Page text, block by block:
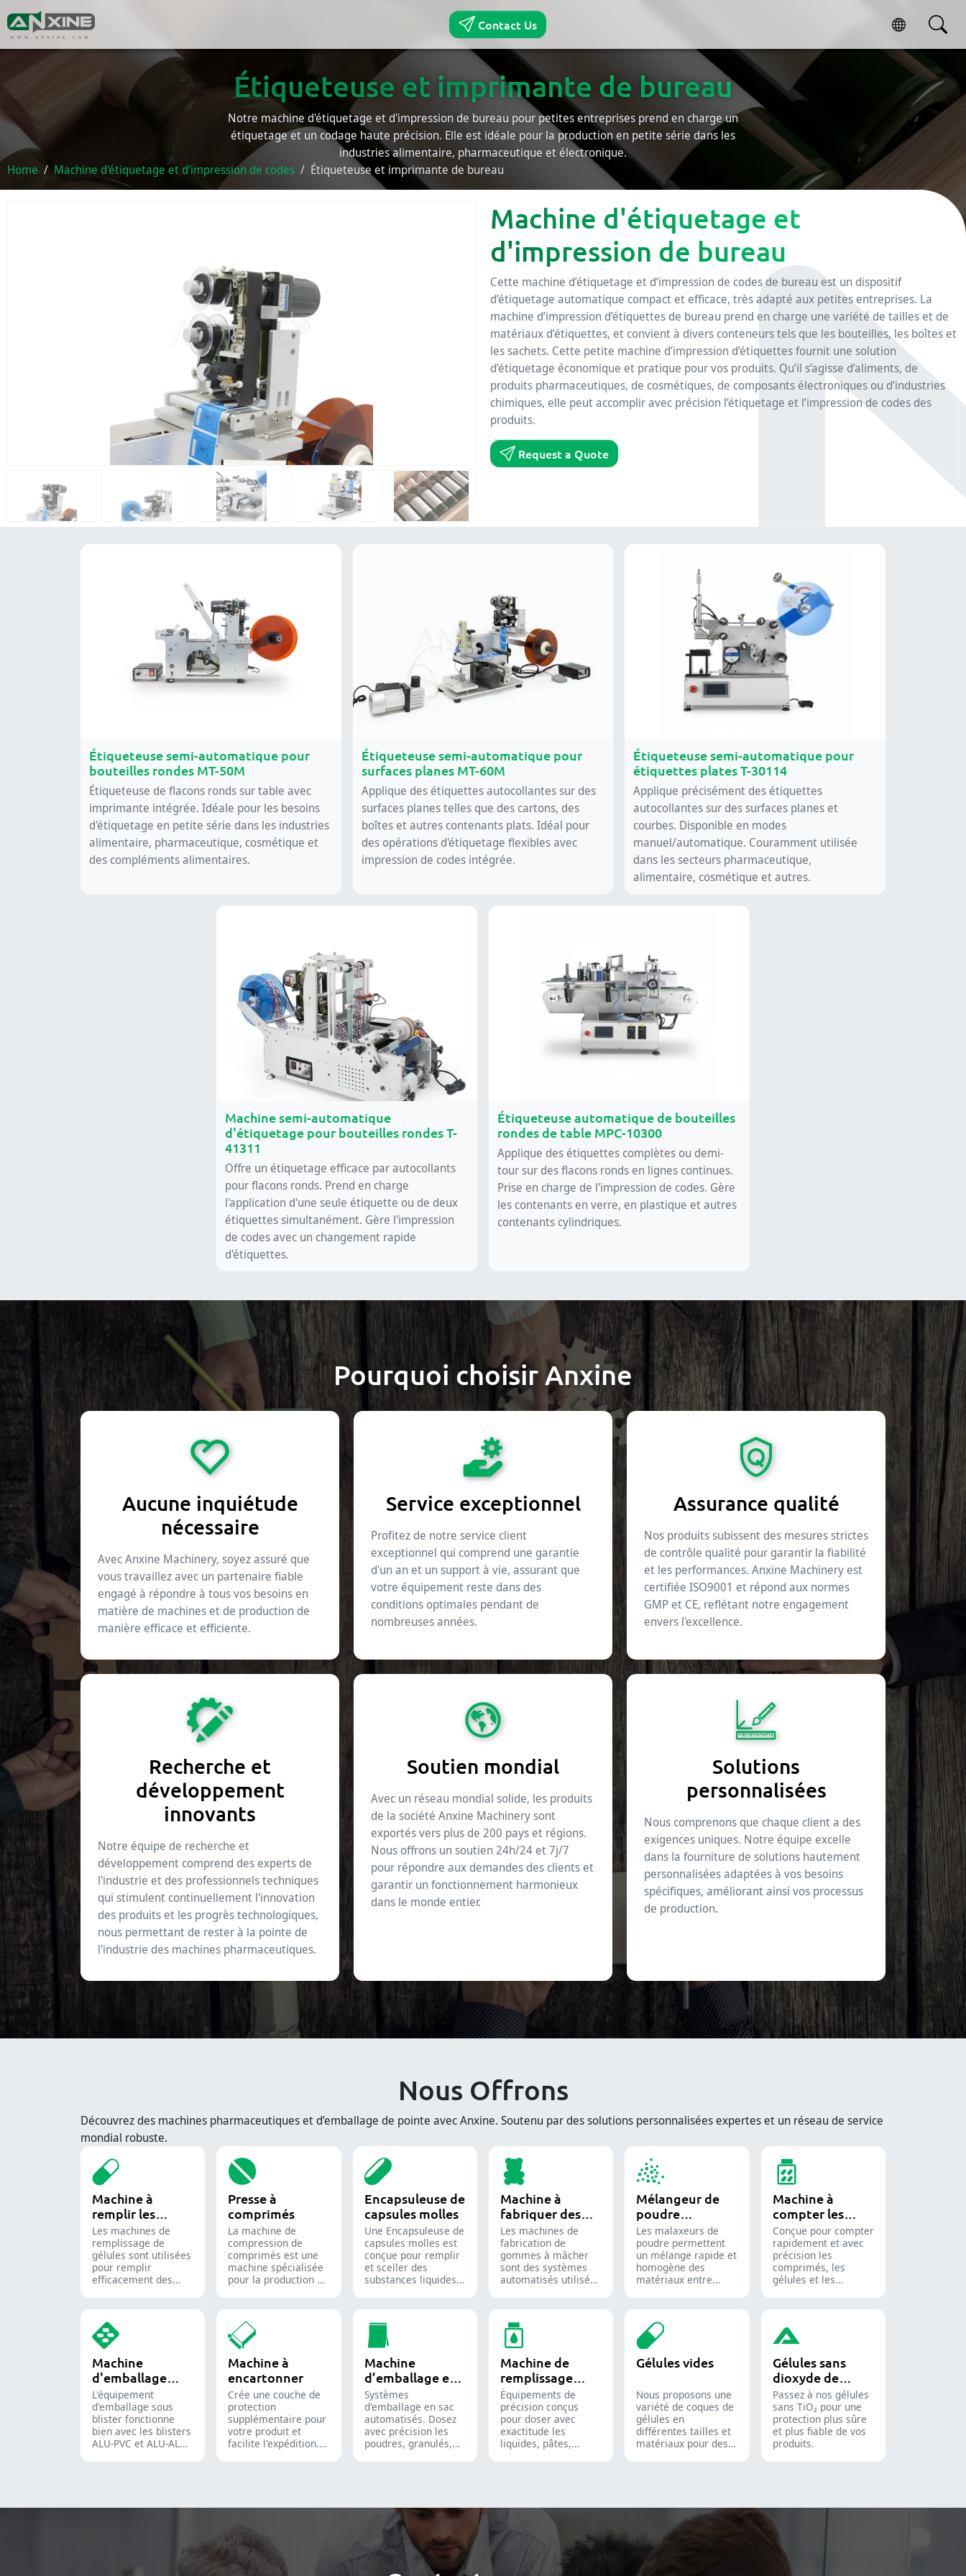
WWW.ANXINE.COM
Contact Us
Étiqueteuse et imprimante de bureau
Notre machine d'étiquetage et d'impression de bureau pour petites entreprises prend en charge un
étiquetage et un codage haute précision. Elle est idéale pour la production en petite série dans les
industries alimentaire, pharmaceutique et électronique.
Home
Machine d'étiquetage et d'impression de codes Étiqueteuse et imprimante de bureau
Machine d'étiquetage et
d'impression de bureau
Cette machine d’étiquetage et d’impression de codes de bureau est un dispositif
d’étiquetage automatique compact et efficace, très adapté aux petites entreprises. La
machine d’impression d’étiquettes de bureau​ prend en charge une variété de tailles et de
matériaux d’étiquettes, et convient à divers conteneurs tels que les bouteilles, les boîtes et
les sachets. Cette petite machine d’impression d’étiquettes​ fournit une solution
d’étiquetage économique et pratique pour vos produits. Qu’il s’agisse d’aliments, de
produits pharmaceutiques, de cosmétiques, de composants électroniques ou d’industries
chimiques, elle peut accomplir avec précision l’étiquetage et l’impression de codes des
produits.
Request a Quote
Étiqueteuse semi-automatique pour
bouteilles rondes MT-50M
Étiqueteuse de flacons ronds sur table avec
imprimante intégrée. Idéale pour les besoins
d'étiquetage en petite série dans les industries
alimentaire, pharmaceutique, cosmétique et
des compléments alimentaires.
Étiqueteuse semi-automatique pour
surfaces planes MT-60M
Applique des étiquettes autocollantes sur des
surfaces planes telles que des cartons, des
boîtes et autres contenants plats. Idéal pour
des opérations d'étiquetage flexibles avec
impression de codes intégrée.
Étiqueteuse semi-automatique pour
étiquettes plates T-30114
Applique précisément des étiquettes
autocollantes sur des surfaces planes et
courbes. Disponible en modes
manuel/automatique. Couramment utilisée
dans les secteurs pharmaceutique,
alimentaire, cosmétique et autres.
Machine semi-automatique
d'étiquetage pour bouteilles rondes T-
41311
Offre un étiquetage efficace par autocollants
pour flacons ronds. Prend en charge
l'application d'une seule étiquette ou de deux
étiquettes simultanément. Gère l'impression
de codes avec un changement rapide
d'étiquettes.
Étiqueteuse automatique de bouteilles
rondes de table MPC-10300
Applique des étiquettes complètes ou demi-
tour sur des flacons ronds en lignes continues.
Prise en charge de l'impression de codes. Gère
les contenants en verre, en plastique et autres
contenants cylindriques.
Pourquoi choisir Anxine
Aucune inquiétude
nécessaire
Avec Anxine Machinery, soyez assuré que
vous travaillez avec un partenaire fiable
engagé à répondre à tous vos besoins en
matière de machines et de production de
manière efficace et efficiente.
Service exceptionnel
Profitez de notre service client
exceptionnel qui comprend une garantie
d'un an et un support à vie, assurant que
votre équipement reste dans des
conditions optimales pendant de
nombreuses années.
Assurance qualité
Nos produits subissent des mesures strictes
de contrôle qualité pour garantir la fiabilité
et les performances. Anxine Machinery est
certifiée ISO9001 et répond aux normes
GMP et CE, reflétant notre engagement
envers l'excellence.
Recherche et
développement
innovants
Notre équipe de recherche et
développement comprend des experts de
l'industrie et des professionnels techniques
qui stimulent continuellement l'innovation
des produits et les progrès technologiques,
nous permettant de rester à la pointe de
l'industrie des machines pharmaceutiques.
Soutien mondial
Avec un réseau mondial solide, les produits
de la société Anxine Machinery sont
exportés vers plus de 200 pays et régions.
Nous offrons un soutien 24h/24 et 7j/7
pour répondre aux demandes des clients et
garantir un fonctionnement harmonieux
dans le monde entier.
Solutions
personnalisées
Nous comprenons que chaque client a des
exigences uniques. Notre équipe excelle
dans la fourniture de solutions hautement
personnalisées adaptées à vos besoins
spécifiques, améliorant ainsi vos processus
de production.
Nous Offrons
Découvrez des machines pharmaceutiques et d’emballage de pointe avec Anxine. Soutenu par des solutions personnalisées expertes et un réseau de service
mondial robuste.
Machine à
remplir les
capsules
Les machines de
remplissage de
gélules sont utilisées
pour remplir
efficacement des
granulés, pastilles ou
liquides dans la
production
pharmaceutique et
les compléments
alimentaires.
Presse à
comprimés
La machine de
compression de
comprimés est une
machine spécialisée
pour la production de
Encapsuleuse de
capsules molles
Une Encapsuleuse de
capsules molles est
conçue pour remplir
et sceller des
substances liquides
Machine à
fabriquer des
bonbons gélifiés
Les machines de
fabrication de
gommes à mâcher
sont des systèmes
automatisés utilisés
alimentaires
destinés aux
industries confiseries
et pharmaceutiques.
Mélangeur de
poudre
industriel
Les malaxeurs de
poudre permettent
un mélange rapide et
homogène des
matériaux entre
industries
pharmaceutique,
alimentaire et
chimique.
Machine à
compter les
comprimés
Conçue pour compter
rapidement et avec
précision les
comprimés, les
gélules et les
conditionnement
pharmaceutique
solutions de
comptage de formes
solides.
Machine
d'emballage
sous blister
L'équipement
d'emballage sous
blister fonctionne
bien avec les blisters
ALU-PVC et ALU-ALU,
molles. Il est
Machine à
encartonner
Crée une couche de
protection
supplémentaire pour
votre produit et
facilite l'expédition.
l'emballage
cosmétique et
alimentaire.
Machine
d’emballage en
sac
Systèmes
d'emballage en sac
automatisés. Dosez
avec précision les
poudres, granulés,
pharmaceutiques,
nutraceutiques et
alimentaires.
Machine de
remplissage
liquide
Équipements de
précision conçus
pour doser avec
exactitude les
liquides, pâtes,
pharmaceutiques,
chimiques.
Gélules vides
Nous proposons une
variété de coques de
gélules en
différentes tailles et
matériaux pour des
industries
pharmaceutique, des
compléments
nutritionnels et des
fonctionnels. Nous
Gélules sans
dioxyde de
titane
Passez à nos gélules
sans TiO₂ pour une
protection plus sûre
et plus fiable de vos
produits.